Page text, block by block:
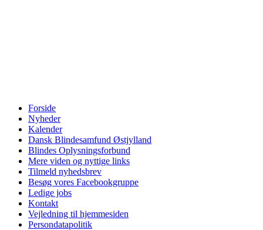
Forside
Nyheder
Kalender
Dansk Blindesamfund Østjylland
Blindes Oplysningsforbund
Mere viden og nyttige links
Tilmeld nyhedsbrev
Besøg vores Facebookgruppe
Ledige jobs
Kontakt
Vejledning til hjemmesiden
Persondatapolitik